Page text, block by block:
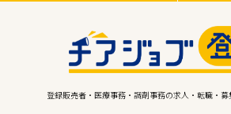
登録販売者・医療事務・調剤事務の求人・転職・募